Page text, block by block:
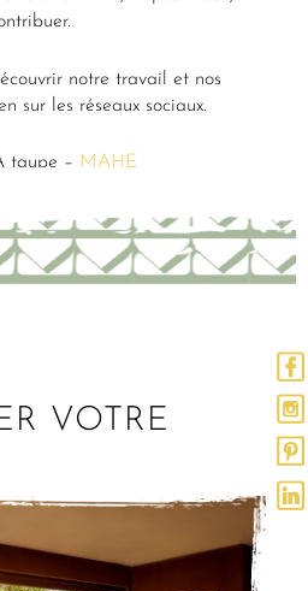
notre travail et nos
sur les réseaux sociaux.
taupe – MAHE
VOTRE